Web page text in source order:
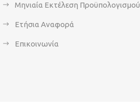
Μηνιαία Εκτέλεση Προϋπολογισμού
Ετήσια Αναφορά
Επικοινωνία